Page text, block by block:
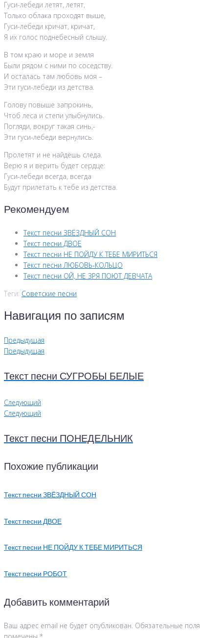
Гуси-лебеди летят, летят,
Только облака проходят выше,
Гуси-лебеди кричат, кричат,
Я их голос поднебесный слышу.
В том краю и море и земля
Были рядом с ними по соседству.
И осталась там любовь моя –
Эти гуси-лебеди из детства.
Голову повыше запрокинь,
Чтоб леса и степи улыбнулись.
Погляди, вокруг такая синь,-
Эти гуси-лебеди вернулись.
Пролетят и не найдёшь следа.
Верю я и верить будет сердце:
Гуси-лебеди всегда, всегда
Будут прилетать к тебе из детства.
Рекомендуем
Текст песни ЗВЁЗДНЫЙ СОН
Текст песни ДВОЕ
Текст песни НЕ ПОЙДУ К ТЕБЕ МИРИТЬСЯ
Текст песни ЛЮБОВЬ-КОЛЬЦО
Текст песни ОЙ, НЕ ЗРЯ ПОЮТ ДЕВЧАТА
Теги: Советские песни
Навигация по записям
Предыдущая
Предыдущая
Текст песни СУГРОБЫ БЕЛЫЕ
Следующий
Следующий
Текст песни ПОНЕДЕЛЬНИК
Похожие публикации
Текст песни ЗВЁЗДНЫЙ СОН
Текст песни ДВОЕ
Текст песни НЕ ПОЙДУ К ТЕБЕ МИРИТЬСЯ
Текст песни РОБОТ
Добавить комментарий
Ваш адрес email не будет опубликован. Обязательные поля
помечены *